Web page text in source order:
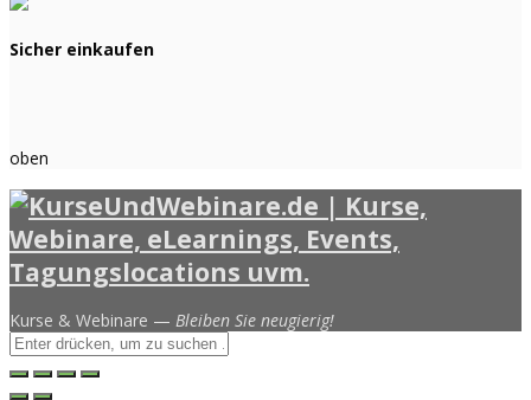
Sicher einkaufen
oben
Kurse & Webinare — Bleiben Sie neugierig!